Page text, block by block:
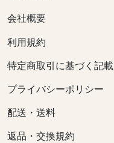
会社概要
利用規約
特定商取引に基づく記載
プライバシーポリシー
配送・送料
返品・交換規約